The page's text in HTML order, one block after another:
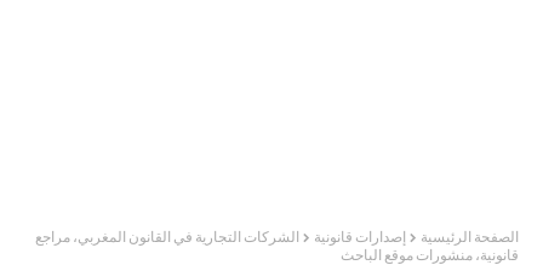
الصفحة الرئيسية إصدارات قانونية
الشركات التجارية في القانون المغربي، مراجع
قانونية، منشورات موقع الباحث